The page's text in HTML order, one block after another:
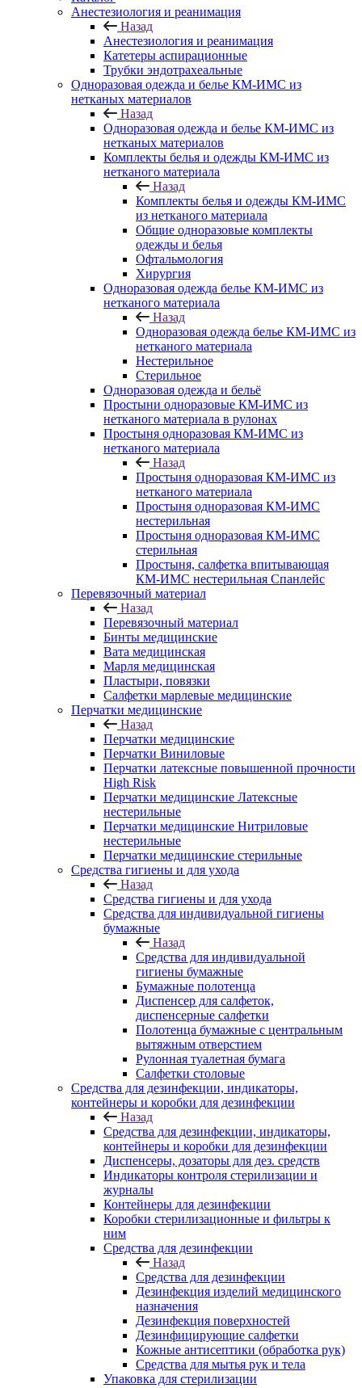
Анестезиология и реанимация
Назад
Анестезиология и реанимация
Катетеры аспирационные
Трубки эндотрахеальные
Одноразовая одежда и белье КМ-ИМС из
нетканых материалов
Назад
Одноразовая одежда и белье КМ-ИМС из
нетканых материалов
Комплекты белья и одежды КМ-ИМС из
нетканого материала
Назад
Комплекты белья и одежды КМ-ИМС
из нетканого материала
Общие одноразовые комплекты
одежды и белья
Офтальмология
Хирургия
Одноразовая одежда белье КМ-ИМС из
нетканого материала
Назад
Одноразовая одежда белье КМ-ИМС из
нетканого материала
Нестерильное
Стерильное
Одноразовая одежда и бельё
Простыни одноразовые КМ-ИМС из
нетканого материала в рулонах
Простыня одноразовая КМ-ИМС из
нетканого материала
Назад
Простыня одноразовая КМ-ИМС из
нетканого материала
Простыня одноразовая КМ-ИМС
нестерильная
Простыня одноразовая КМ-ИМС
стерильная
Простыня, салфетка впитывающая
КМ-ИМС нестерильная Спанлейс
Перевязочный материал
Назад
Перевязочный материал
Бинты медицинские
Вата медицинская
Марля медицинская
Пластыри, повязки
Салфетки марлевые медицинские
Перчатки медицинские
Назад
Перчатки медицинские
Перчатки Виниловые
Перчатки латексные повышенной прочности
High Risk
Перчатки медицинские Латексные
нестерильные
Перчатки медицинские Нитриловые
нестерильные
Перчатки медицинские стерильные
Средства гигиены и для ухода
Назад
Средства гигиены и для ухода
Средства для индивидуальной гигиены
бумажные
Назад
Средства для индивидуальной
гигиены бумажные
Бумажные полотенца
Диспенсер для салфеток,
диспенсерные салфетки
Полотенца бумажные с центральным
вытяжным отверстием
Рулонная туалетная бумага
Салфетки столовые
Средства для дезинфекции, индикаторы,
контейнеры и коробки для дезинфекции
Назад
Средства для дезинфекции, индикаторы,
контейнеры и коробки для дезинфекции
Диспенсеры, дозаторы для дез. средств
Индикаторы контроля стерилизации и
журналы
Контейнеры для дезинфекции
Коробки стерилизационные и фильтры к
ним
Средства для дезинфекции
Назад
Средства для дезинфекции
Дезинфекция изделий медицинского
назначения
Дезинфекция поверхностей
Дезинфицирующие салфетки
Кожные антисептики (обработка рук)
Средства для мытья рук и тела
Упаковка для стерилизации